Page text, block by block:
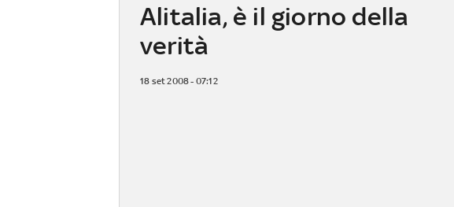
Alitalia, è il giorno della
verità
18 set 2008 - 07:12